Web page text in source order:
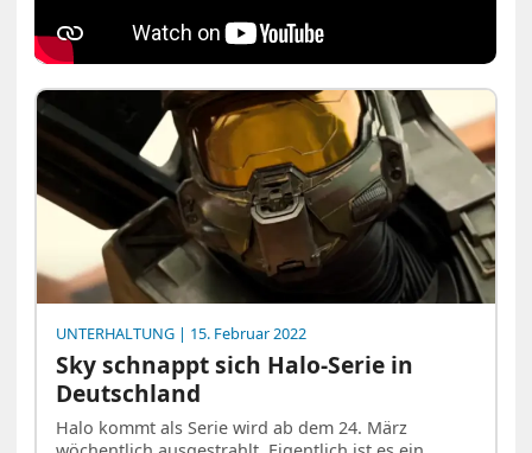
UNTERHALTUNG | 15. Februar 2022
Sky schnappt sich Halo-Serie in
Deutschland
Halo kommt als Serie wird ab dem 24. März